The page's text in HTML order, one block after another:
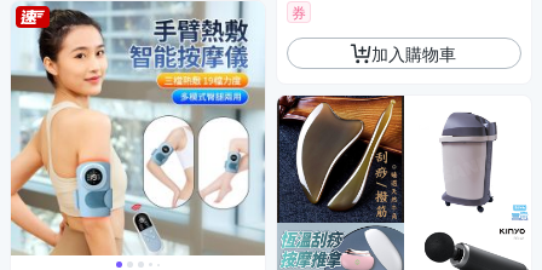
券
加入購物車